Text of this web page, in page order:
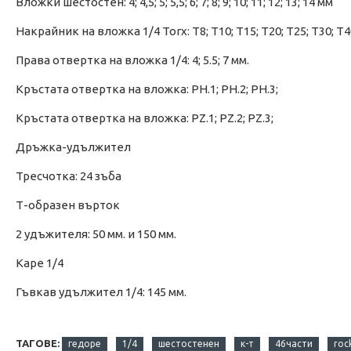
Накрайник на вложка 1/4 Torx: T8; T10; T15; T20; T25; T30;
Права отвертка на вложка 1/4: 4; 5.5; 7 мм.
Кръстата отвертка на вложка: PH.1; PH.2; PH.3;
Кръстата отвертка на вложка: PZ.1; PZ.2; PZ.3;
Дръжка-удължител
Тресчотка: 24 зъба
Т-образен върток
2 удъжителя: 50 мм. и 150 мм.
Каре 1/4
Гъвкав удължител 1/4: 145 мм.
ТАГОВЕ: гедоре 1/4 шестостенен к-т 46части